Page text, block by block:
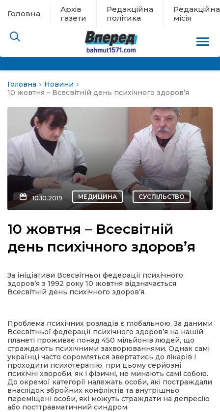
Головна
Архів
газети
Редакційна
політика
Редакційна
місія
евакуації
новини
політика
місія
Головна
Новини
10 жовтня – Всесвітній день психічного здоров’я
10.10.2019 МЕДИЦИНА СУСПІЛЬСТВО
10 жовтня – Всесвітній
день психічного здоров’я
За ініціативи Всесвітньої федерації психічного
здоров’я з 1992 року 10 жовтня відзначається
Всесвітній день психічного здоров’я.
Проблема психічних розладів є глобальною. За даними
Всесвітньої федерації психічного здоров’я на нашій
планеті проживає понад 450 мільйонів людей, що
страждають психічними захворюваннями. Однак самі
українці часто соромляться звертатись до лікарів і
проходити психотерапію, при цьому серйозні
психічні хвороби, як і фізичні, не минають самі собою.
До окремої категорії належать особи, які постраждали
внаслідок збройних конфліктів та внутрішньо
переміщені особи, які можуть страждати на депресію
або посттравматичний синдром.